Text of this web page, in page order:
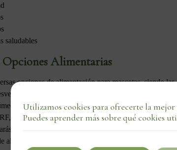
saludables
Alimentarias
opciones de alimentación para mascotas, siendo
La comida seca, por ejemplo, es excelente
es altamente palatable e hidratante, ideal para
que consiste en alimentos crudos, ofrece una
Por lo tanto, es crucial que los dueños de
alimento para sus animales.
Utilizamos cookies para ofrecerte la
Puedes aprender más sobre qué cookies